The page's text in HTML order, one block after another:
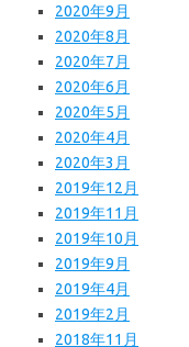
2020年9月
2020年8月
2020年7月
2020年6月
2020年5月
2020年4月
2020年3月
2019年12月
2019年11月
2019年10月
2019年9月
2019年4月
2019年2月
2018年11月